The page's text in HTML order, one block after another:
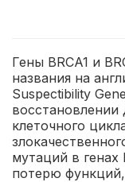
Гены BRCA1 и
названия на
Suspectibility
восстановлении
клеточного
мутаций в генах
потерю